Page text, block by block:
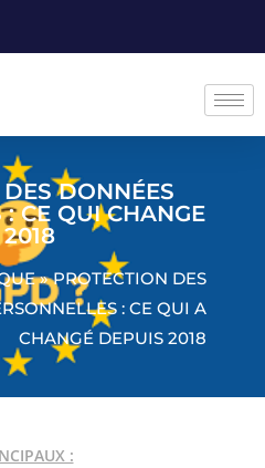
DONNÉES
CE QUI CHANGE
»PROTECTION DES
: CE QUI A
CHANGÉ DEPUIS 2018
: